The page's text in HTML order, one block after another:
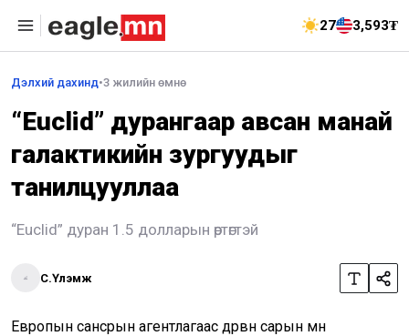
27 3,593₮
Дэлхий дахинд•3 жилийн өмнө
“Euclid” дурангаар авсан манай
галактикийн зургуудыг
танилцууллаа
“Euclid” дуран 1.5 долларын өртөгтэй
С.Үлэмж
Европын сансрын агентлагаас дөрвөн сарын өмнө